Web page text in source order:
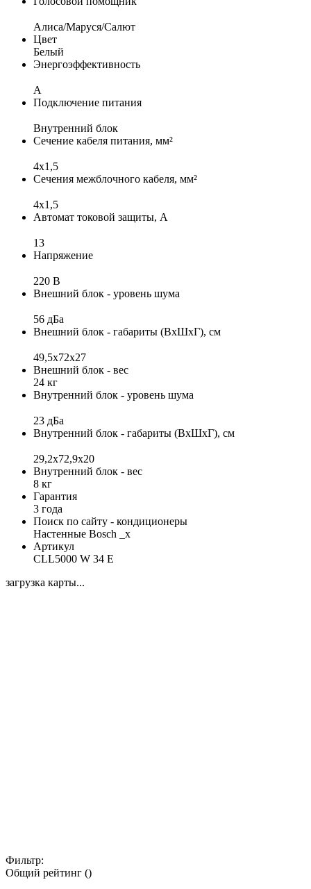
Алиса/Маруся/Салют
Цвет
Белый
Энергоэффективность
A
Подключение питания
Внутренний блок
Сечение кабеля питания, мм²
4x1,5
Сечения межблочного кабеля, мм²
4х1,5
Автомат токовой защиты, А
13
Напряжение
220 В
Внешний блок - уровень шума
56 дБа
Внешний блок - габариты (ВхШхГ), см
49,5х72х27
Внешний блок - вес
24 кг
Внутренний блок - уровень шума
23 дБа
Внутренний блок - габариты (ВхШхГ), см
29,2x72,9x20
Внутренний блок - вес
8 кг
Гарантия
3 года
Поиск по сайту - кондиционеры
Настенные Bosch _x
Артикул
CLL5000 W 34 E
загрузка карты...
Фильтр:
Общий рейтинг ()